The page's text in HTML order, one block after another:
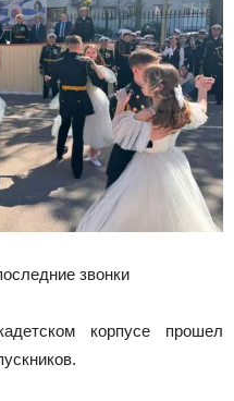
звонки
корпусе прошел